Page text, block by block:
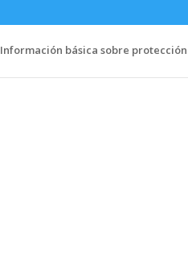
Información básica sobre